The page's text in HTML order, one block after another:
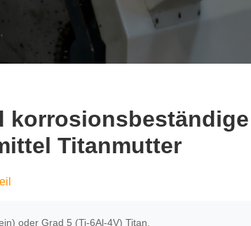
korrosionsbeständige
Titanmutter
oder Grad 5 (Ti-6Al-4V) Titan.